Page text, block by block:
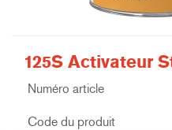
125S Activateur
Numéro article
Code du produit